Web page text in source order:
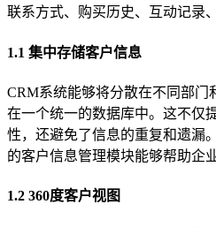
联系方式、购买历史、互动记录
1.1 集中存储客户信息
CRM系统能够将分散在不同部门
在一个统一的数据库中。这不仅
性，还避免了信息的重复和遗漏
的客户信息管理模块能够帮助企
1.2 360度客户视图